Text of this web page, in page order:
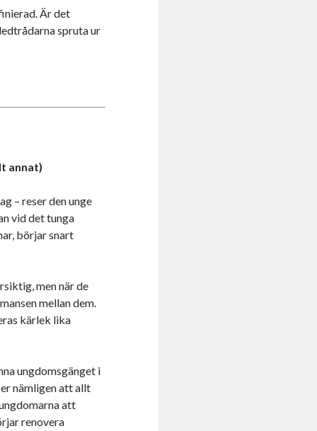
Är det
spruta ur
annat)
– reser den unge
vid det tunga
börjar snart
men när de
mellan dem.
kärlek lika
ungdomsgänget i
nämligen att allt
att
renovera